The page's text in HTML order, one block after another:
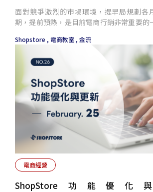
面對競爭激烈的市場環境，提早局規劃各
期，提前預熱，是目前電商行銷非常重要的一環。 為
「盛夏年中慶最高回饋 8% 無上限」的高
一步帶動６月年中的業績成長，加速成交、
Shopstore , 電商教室 , 金流
電商經營
ShopStore功能優化